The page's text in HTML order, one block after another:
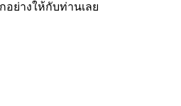
ย่างให้กับท่านเลย